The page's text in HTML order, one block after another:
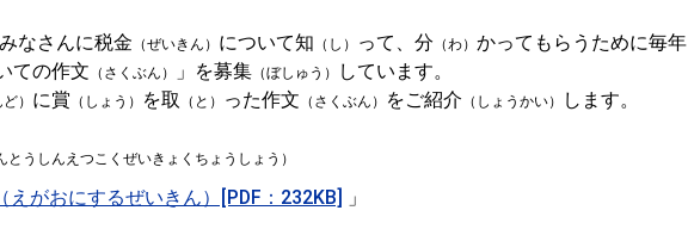
なさんに税金 （ぜいきん） について知 （し） って、分 （わ） かってもらうために毎年
ての作文 （さくぶん） 」を募集 （ぼしゅう）
しています。
） に賞 （しょう） を取 （と） った作文 （さくぶん） をご紹介 （しょうかい） します。
とうしんえつこくぜいきょくちょうしょう）
えがおにするぜいきん）[PDF：232KB]
」